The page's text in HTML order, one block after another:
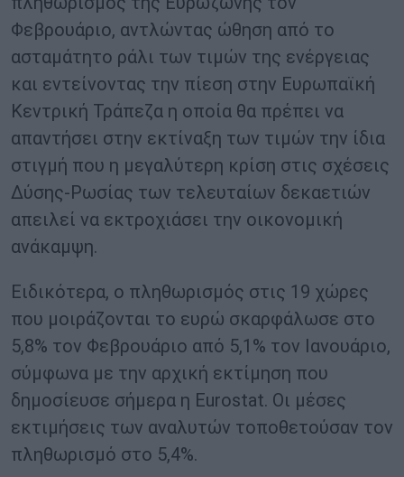
Φεβρουάριο, αντλώντας ώθηση από το
ασταμάτητο ράλι των τιμών της ενέργειας
και εντείνοντας την πίεση στην Ευρωπαϊκή
Κεντρική Τράπεζα η οποία θα πρέπει να
απαντήσει στην εκτίναξη των τιμών την ίδια
στιγμή που η μεγαλύτερη κρίση στις σχέσεις
Δύσης-Ρωσίας των τελευταίων δεκαετιών
απειλεί να εκτροχιάσει την οικονομική
ανάκαμψη.
Ειδικότερα, ο πληθωρισμός στις 19 χώρες
που μοιράζονται το ευρώ σκαρφάλωσε στο
5,8% τον Φεβρουάριο από 5,1% τον Ιανουάριο,
σύμφωνα με την αρχική εκτίμηση που
δημοσίευσε σήμερα η Eurostat. Οι μέσες
εκτιμήσεις των αναλυτών τοποθετούσαν τον
πληθωρισμό στο 5,4%.